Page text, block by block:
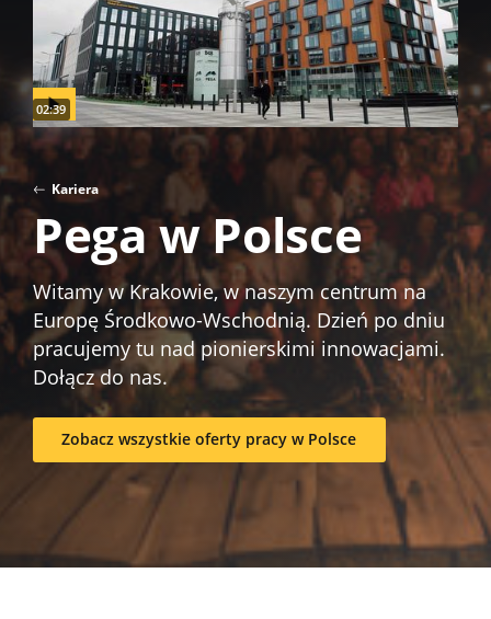
Video duration:
02:39
Kariera
Pega w Polsce
Witamy w Krakowie, w naszym centrum na
Europę Środkowo-Wschodnią. Dzień po dniu
pracujemy tu nad pionierskimi innowacjami.
Dołącz do nas.
Zobacz wszystkie oferty pracy w Polsce